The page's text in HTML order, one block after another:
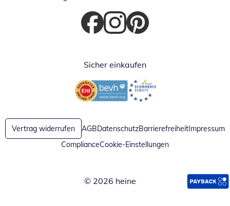
Öffnet in neuem Fenster
Öffnet in neuem Fenster
Öffnet in neuem Fenster
Sicher einkaufen
Öffnet in neuem FensterÖffnet in neuem Fenster
Vertrag widerrufen AGBDatenschutzBarrierefreiheitImpressum
ComplianceCookie-Einstellungen
© 2026 heine